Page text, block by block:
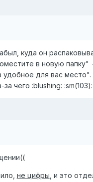
куда он
в новую папку"
для вас
чего :blushing: :sm(103):
не цифры , и это